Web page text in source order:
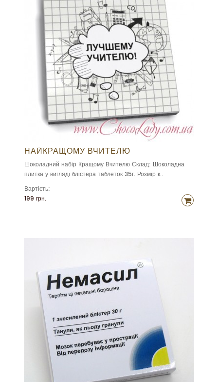
НАЙКРАЩОМУ ВЧИТЕЛЮ
Шоколадний набір Кращому Вчителю Склад: Шоколадна
плитка у вигляді блістера таблеток 35г. Розмір к..
Вартість:
199 грн.